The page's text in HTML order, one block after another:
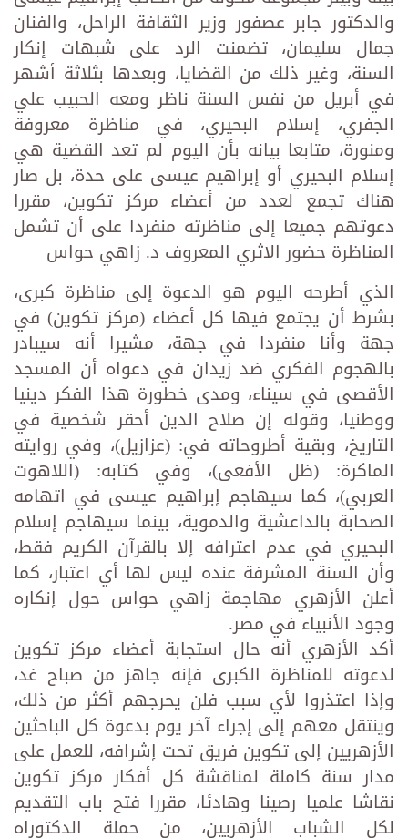
والدكتور جابر عصفور وزير الثقافة الراحل، والفنان
جمال سليمان، تضمنت الرد على شبهات إنكار
السنة، وغير ذلك من القضايا، وبعدها بثلاثة أشهر
في أبريل من نفس السنة ناظر ومعه الحبيب علي
الجفري، إسلام البحيري، في مناظرة معروفة
ومنورة، متابعا بيانه بأن اليوم لم تعد القضية هي
إسلام البحيري أو إبراهيم عيسى على حدة، بل صار
هناك تجمع لعدد من أعضاء مركز تكوين، مقررا
دعوتهم جميعا إلى مناظرته منفردا على أن تشمل
المناظرة حضور الاثري المعروف د. زاهي حواس
الذي أطرحه اليوم هو الدعوة إلى مناظرة كبرى،
بشرط أن يجتمع فيها كل أعضاء (مركز تكوين) في
جهة وأنا منفردا في جهة، مشيرا أنه سيبادر
بالهجوم الفكري ضد زيدان في دعواه أن المسجد
الأقصى في سيناء، ومدى خطورة هذا الفكر دينيا
ووطنيا، وقوله إن صلاح الدين أحقر شخصية في
التاريخ، وبقية أطروحاته في: (عزازيل)، وفي روايته
الماكرة: (ظل الأفعى)، وفي كتابه: (اللاهوت
العربي)، كما سيهاجم إبراهيم عيسى في اتهامه
الصحابة بالداعشية والدموية، بينما سيهاجم إسلام
البحيري في عدم اعترافه إلا بالقرآن الكريم فقط،
وأن السنة المشرفة عنده ليس لها أي اعتبار، كما
أعلن الأزهري مهاجمة زاهي حواس حول إنكاره
وجود الأنبياء في مصر.
أكد الأزهري أنه حال استجابة أعضاء مركز تكوين
لدعوته للمناظرة الكبرى فإنه جاهز من صباح غد،
وإذا اعتذروا لأي سبب فلن يحرجهم أكثر من ذلك،
وينتقل معهم إلى إجراء آخر يوم بدعوة كل الباحثين
الأزهريين إلى تكوين فريق تحت إشرافه، للعمل على
مدار سنة كاملة لمناقشة كل أفكار مركز تكوين
نقاشا علميا رصينا وهادئا، مقررا فتح باب التقديم
لكل الشباب الأزهريين، من حملة الدكتوراه